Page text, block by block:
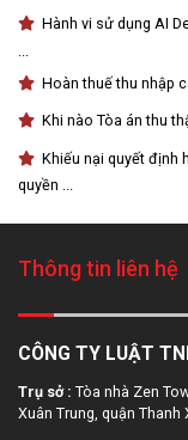
Hành vi sử dụng AI
Hoàn thuế thu nhập
Khi nào Tòa án thu
Khiếu nại quyết định
quyền ...
Thông tin liên hệ
CÔNG TY LUẬT
Trụ sở : Tòa nhà Zen
Xuân Trung, quận Thanh